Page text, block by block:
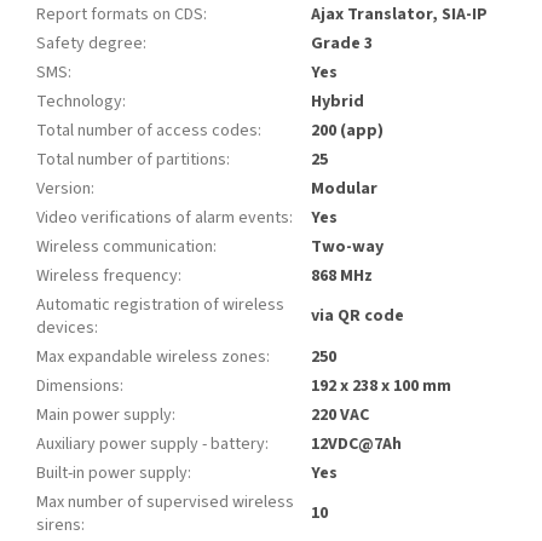
Report formats on CDS:
Ajax Translator, SIA-IP
Safety degree:
Grade 3
SMS:
Yes
Technology:
Hybrid
Total number of access codes:
200 (app)
Total number of partitions:
25
Version:
Modular
Video verifications of alarm events:
Yes
Wireless communication:
Two-way
Wireless frequency:
868 MHz
Automatic registration of wireless
devices:
via QR code
Max expandable wireless zones:
250
Dimensions:
192 x 238 x 100 mm
Main power supply:
220 VAC
Auxiliary power supply - battery:
12VDC@7Ah
Built-in power supply:
Yes
Max number of supervised wireless
sirens:
10